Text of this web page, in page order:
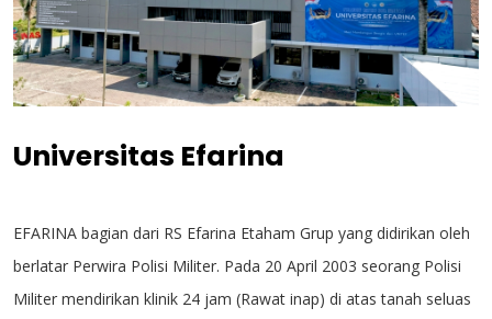
Universitas Efarina
EFARINA bagian dari RS Efarina Etaham Grup yang didirikan oleh
berlatar Perwira Polisi Militer. Pada 20 April 2003 seorang Polisi
Militer mendirikan klinik 24 jam (Rawat inap) di atas tanah seluas